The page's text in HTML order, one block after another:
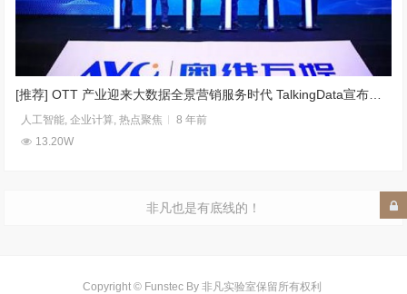
人工智能 ,企业计算 ,热点聚焦
8 年前
13.20W
非凡也是有底线的！
Copyright © Funstec By 非凡实验室保留所有权利